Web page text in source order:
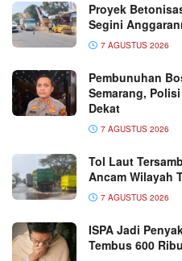
Proyek
Segini
7 AGUSTUS 2026
Pembunuhan
Semarang,
Dekat
7 AGUSTUS 2026
Tol Laut
Ancam Wilayah
7 AGUSTUS 2026
ISPA Jadi
Tembus 600